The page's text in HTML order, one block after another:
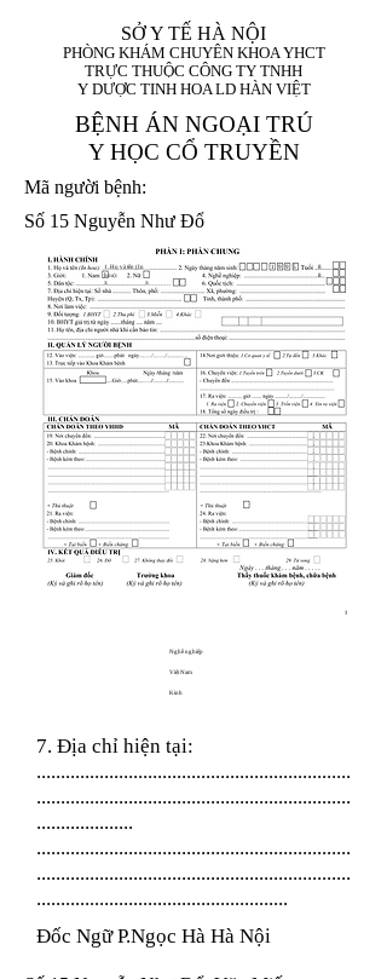
SỞ Y TẾ HÀ NỘI
PHÒNG KHÁM CHUYÊN KHOA YHCT
TRỰC THUỘC CÔNG TY TNHH
Y DƯỢC TINH HOA LD HÀN VIỆT
BỆNH ÁN NGOẠI TRÚ
Y HỌC CỔ TRUYỀN
Mã người bệnh:
Số 15 Nguyễn Như Đổ
1. Họ và tên (In
hoa):
1 9 9 5
8
8
X
X
Nghề nghiệp
Việt Nam
Kinh
7. Địa chỉ hiện tại:
.................................................................
.................................................................
....................
.................................................................
.................................................................
....................................................
Đốc Ngữ P.Ngọc Hà Hà Nội